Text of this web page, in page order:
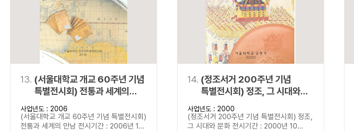
13. (서울대학교 개교 60주년 기념
특별전시회) 전통과 세계의
만남
사업년도 : 2006
(서울대학교 개교 60주년 기념 특별전시회)
전통과 세계의 만남 전시기간 : 2006년 1...
14. (정조서거 200주년 기념
특별전시회) 정조, 그 시대와
문화
사업년도 : 2000
(정조서거 200주년 기념 특별전시회) 정조,
그 시대와 문화 전시기간 : 2000년 10...